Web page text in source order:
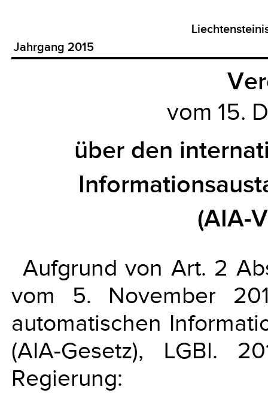
Jahrgang 2015
vom 15.
über den
(AIA-
Aufgrund von Art. 2
vom 5. November
automatischen
(AIA-Gesetz), LGBl.
Regierung: